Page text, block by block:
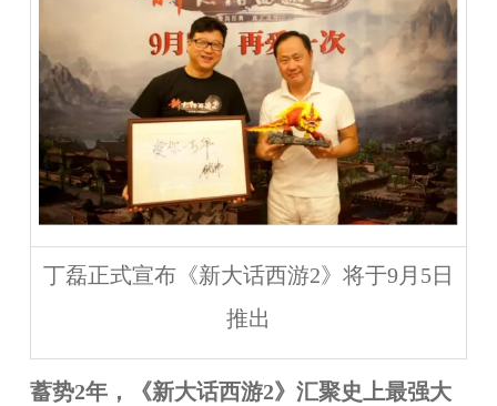
丁磊正式宣布《新大话西游2》将于9月5日
推出
蓄势2年，《新大话西游2》汇聚史上最强大